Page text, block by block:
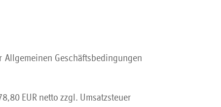
Geschäftsbedingungen
EUR netto zzgl. Umsatzsteuer